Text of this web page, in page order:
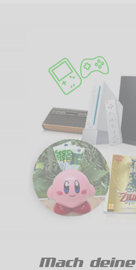
Mach deine